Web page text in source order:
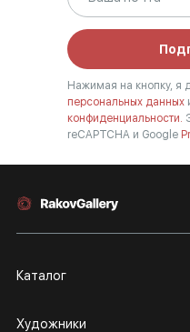
Нажимая на кнопку, я
персональных данных
конфиденциальности.
reCAPTCHA и Google
Каталог
Художники